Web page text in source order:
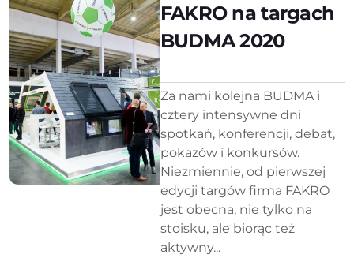
FAKRO na targach
BUDMA 2020
Za nami kolejna BUDMA i
cztery intensywne dni
spotkań, konferencji, debat,
pokazów i konkursów.
Niezmiennie, od pierwszej
edycji targów firma FAKRO
jest obecna, nie tylko na
stoisku, ale biorąc też
aktywny...